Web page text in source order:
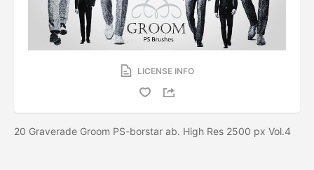
LICENSE INFO
20 Graverade Groom PS-borstar ab. High Res 2500 px Vol.4